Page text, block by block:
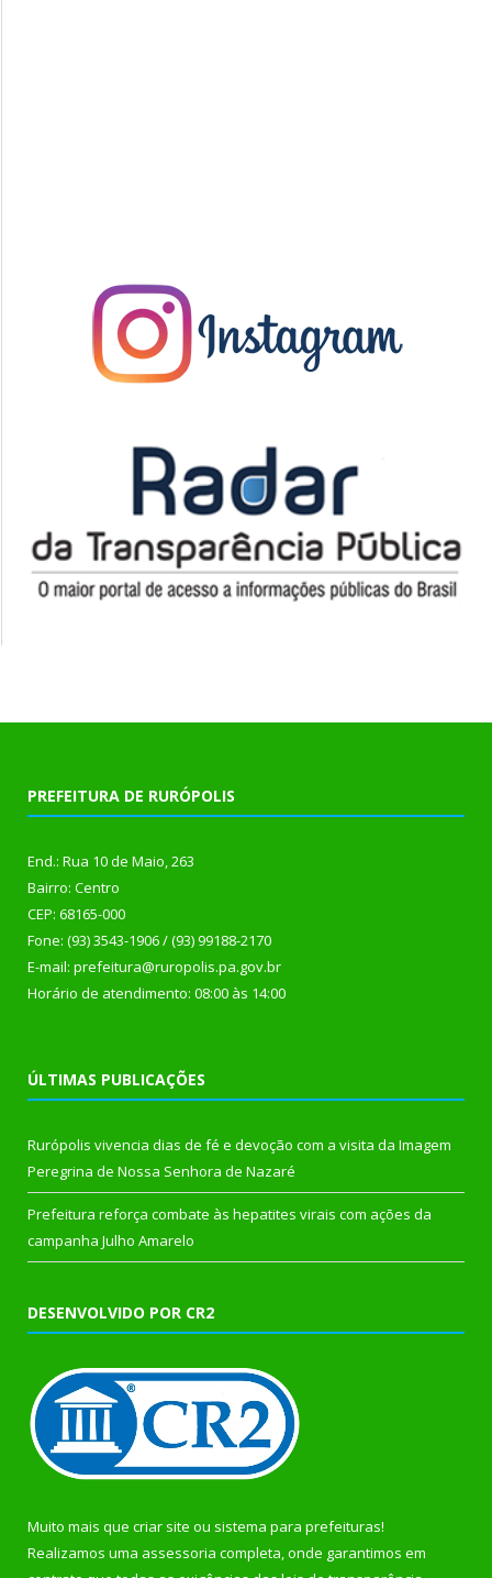
PREFEITURA DE RURÓPOLIS
End.: Rua 10 de Maio, 263
Bairro: Centro
CEP: 68165-000
Fone: (93) 3543-1906 / (93) 99188-2170
E-mail: prefeitura@ruropolis.pa.gov.br
Horário de atendimento: 08:00 às 14:00
ÚLTIMAS PUBLICAÇÕES
Rurópolis vivencia dias de fé e devoção com a visita da Imagem
Peregrina de Nossa Senhora de Nazaré
Prefeitura reforça combate às hepatites virais com ações da
campanha Julho Amarelo
DESENVOLVIDO POR CR2
Muito mais que criar site ou sistema para prefeituras!
Realizamos uma assessoria completa, onde garantimos em